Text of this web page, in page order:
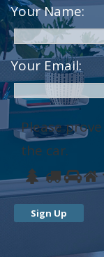
Your Name:
Your Email:
Please
the car.
Please
prove
you
1 2 3